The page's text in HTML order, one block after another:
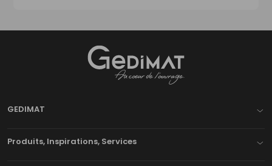
GEDIMAT
Produits, Inspirations, Services